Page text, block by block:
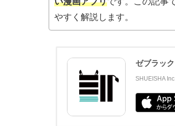
やすく解説します。
ゼブラック
SHUEISHA